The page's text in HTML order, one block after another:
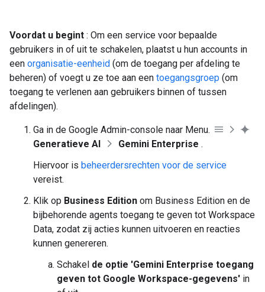
Voordat u begint : Om een ​​service voor bepaalde
gebruikers in of uit te schakelen, plaatst u hun accounts in
een organisatie-eenheid (om de toegang per afdeling te
beheren) of voegt u ze toe aan een toegangsgroep (om
toegang te verlenen aan gebruikers binnen of tussen
afdelingen).
Ga in de Google Admin-console naar Menu.
Generatieve AI
Gemini Enterprise .
Hiervoor is beheerdersrechten voor de service
vereist.
Klik op Business Edition om Business Edition en de
bijbehorende agents toegang te geven tot Workspace
Data, zodat zij acties kunnen uitvoeren en reacties
kunnen genereren.
Schakel de optie 'Gemini Enterprise toegang
geven tot Google Workspace-gegevens' in